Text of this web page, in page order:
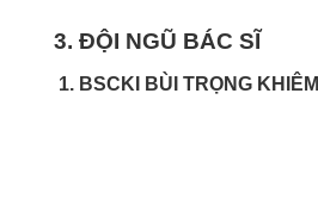
3. ĐỘI NGŨ BÁC SĨ
1. BSCKI BÙI TRỌNG KHIÊM